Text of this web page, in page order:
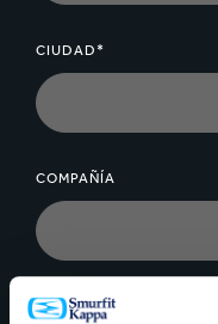
CIUDAD*
COMPAÑÍA
MENSAJE*